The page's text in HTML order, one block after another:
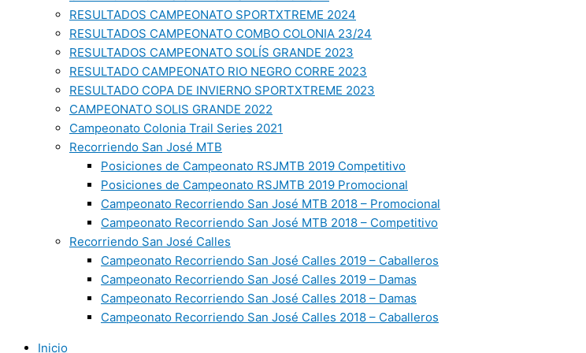
RESULTADOS CAMPEONATO SPORTXTREME 2024
RESULTADOS CAMPEONATO COMBO COLONIA 23/24
RESULTADOS CAMPEONATO SOLÍS GRANDE 2023
RESULTADO CAMPEONATO RIO NEGRO CORRE 2023
RESULTADO COPA DE INVIERNO SPORTXTREME 2023
CAMPEONATO SOLIS GRANDE 2022
Campeonato Colonia Trail Series 2021
Recorriendo San José MTB
Posiciones de Campeonato RSJMTB 2019 Competitivo
Posiciones de Campeonato RSJMTB 2019 Promocional
Campeonato Recorriendo San José MTB 2018 – Promocional
Campeonato Recorriendo San José MTB 2018 – Competitivo
Recorriendo San José Calles
Campeonato Recorriendo San José Calles 2019 – Caballeros
Campeonato Recorriendo San José Calles 2019 – Damas
Campeonato Recorriendo San José Calles 2018 – Damas
Campeonato Recorriendo San José Calles 2018 – Caballeros
Inicio